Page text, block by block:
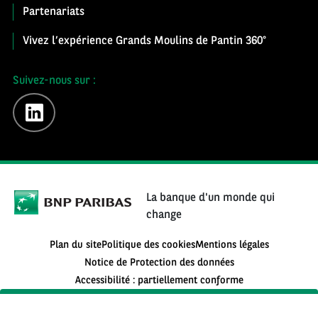
Partenariats
Vivez l’expérience Grands Moulins de Pantin 360°
Suivez-nous sur :
linkedin
La banque d'un monde qui
change
Plan du sitePolitique des cookiesMentions légales
Notice de Protection des données
Accessibilité : partiellement conforme